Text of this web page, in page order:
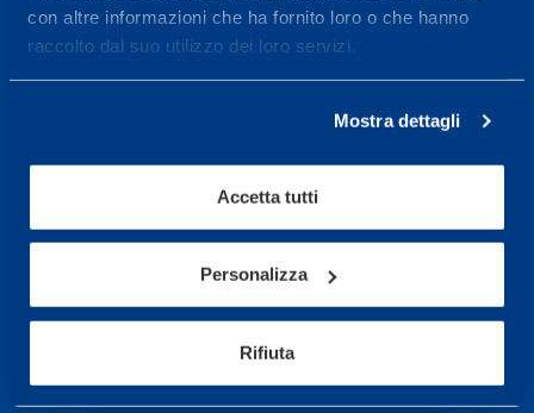
con altre informazioni che ha fornito loro o che hanno
raccolto dal suo utilizzo dei loro servizi.
Mostra dettagli
Accetta tutti
Personalizza
Rifiuta
Services
Sport
Cycling and MTB